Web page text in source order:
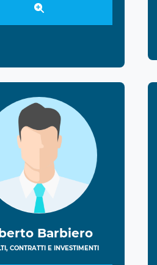
Barbiero
CONTRATTI E INVESTIMENTI